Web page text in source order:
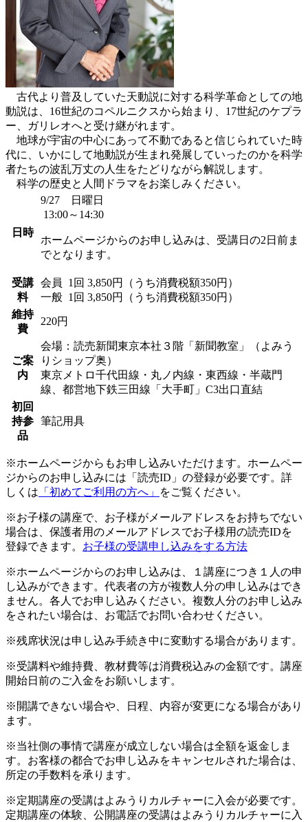
古代より普及していた天動説に対する科学革命としての地
動説は、16世紀のコペルニクスから始まり、17世紀のケプラ
ー、ガリレオへと受け継がれます。
地球が宇宙の中心にあって不動であると信じられていた時
代に、いかにして地動説が生まれ発展していったのかを科学
者たちの波乱万丈の人生をたどりながら解説します。
科学の歴史と人間ドラマをお楽しみください。
日時
9/27 日曜日
13:00～14:30
ホームページからのお申し込みは、受講日の2日前ま
でとなります。
受講
料
会員
1回 3,850円（うち消費税額350円）
一般 1回 3,850円（うち消費税額350円）
維持
費
220円
ご案
内
会場：読売新聞東京本社３階「新聞教室」（よみう
りショップ奥）
東京メトロ千代田線・丸ノ内線・東西線・半蔵門
線、都営地下鉄三田線「大手町」C3出口直結
初回
持参
品
筆記用具
※ホームページからもお申し込みいただけます。ホームペー
ジからのお申し込みには「読売ID」の登録が必要です。詳
しくは 「初めてご利用の方へ」 をご覧ください。
※お子様の講座で、お子様がメールアドレスをお持ちでない
場合は、保護者用のメールアドレスでお子様用の読売IDを
登録できます。 お子様の受講申し込みをする方法
※ホームページからのお申し込みは、１講座につき１人の申
し込みができます。代表者の方が複数人分の申し込みはでき
ません。各人でお申し込みください。複数人分のお申し込み
をされたい場合は、お電話でお問い合わせください。
※残席状況は申し込み手続き中に変動する場合があります。
※受講料や維持費、教材費等は消費税込みの金額です。講座
開始日前のご入金をお願いします。
※開講できない場合や、日程、内容が変更になる場合があり
ます。
※当社側の事情で講座が成立しない場合は全額を返金しま
す。お客様の都合でお申し込みをキャンセルされた場合は、
所定の手数料を承ります。
※定期講座の受講はよみうりカルチャーに入会が必要です。
定期講座の体験、公開講座の受講はよみうりカルチャーに入